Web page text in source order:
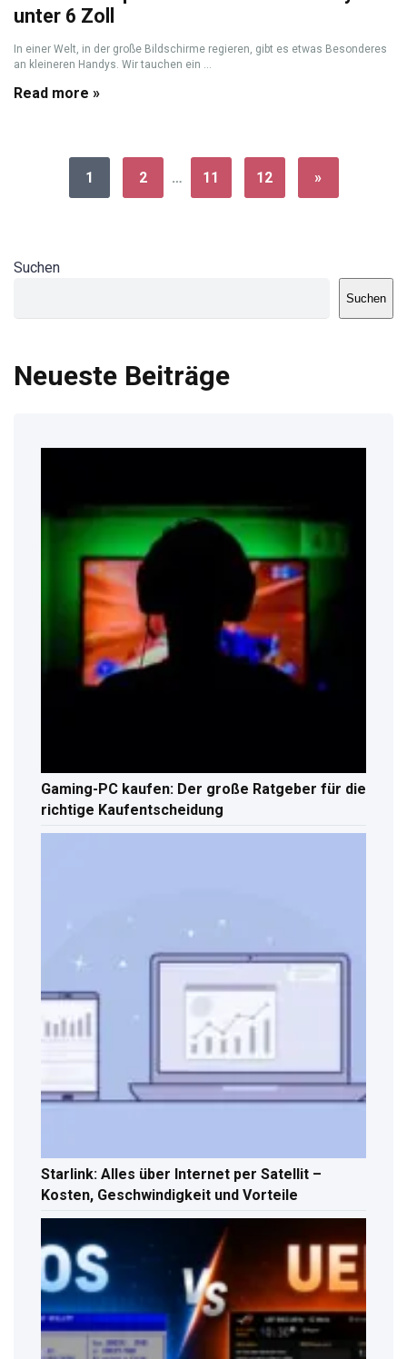
unter 6 Zoll
In einer Welt, in der große Bildschirme regieren, gibt es etwas Besonderes
an kleineren Handys. Wir tauchen ein ...
Read more »
1 2 … 11 12 »
Suchen
Suchen
Neueste Beiträge
Gaming-PC kaufen: Der große Ratgeber für die
richtige Kaufentscheidung
Starlink: Alles über Internet per Satellit –
Kosten, Geschwindigkeit und Vorteile